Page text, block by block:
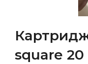
square